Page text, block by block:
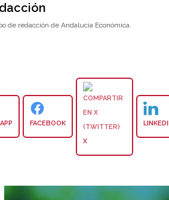
de redacción de Andalucía Económica.
FACEBOOK
X